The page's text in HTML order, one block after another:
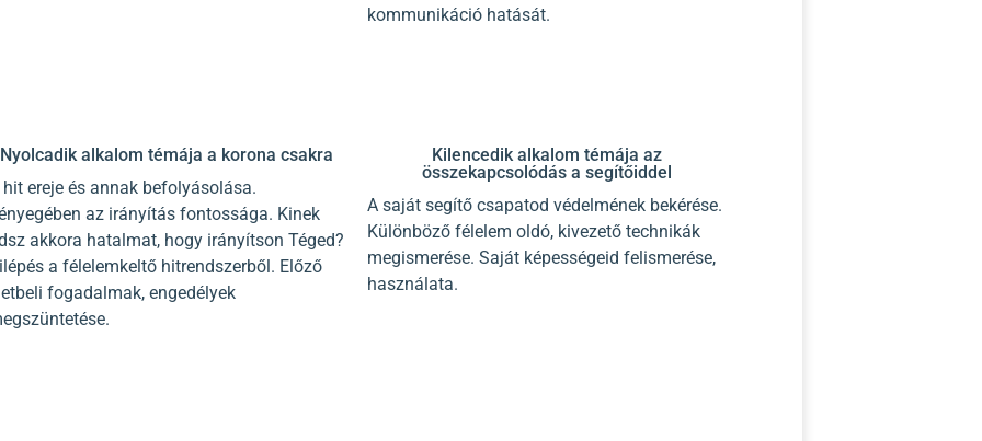
kommunikáció hatását.
Nyolcadik alkalom témája a korona csakra
hit ereje és annak befolyásolása.
az irányítás fontossága. Kinek
akkora hatalmat, hogy irányítson Téged?
a félelemkeltő hitrendszerből. Előző
fogadalmak, engedélyek
Kilencedik alkalom témája az
összekapcsolódás a segítőiddel
A saját segítő csapatod védelmének bekérése.
Különböző félelem oldó, kivezető technikák
megismerése. Saját képességeid felismerése,
használata.